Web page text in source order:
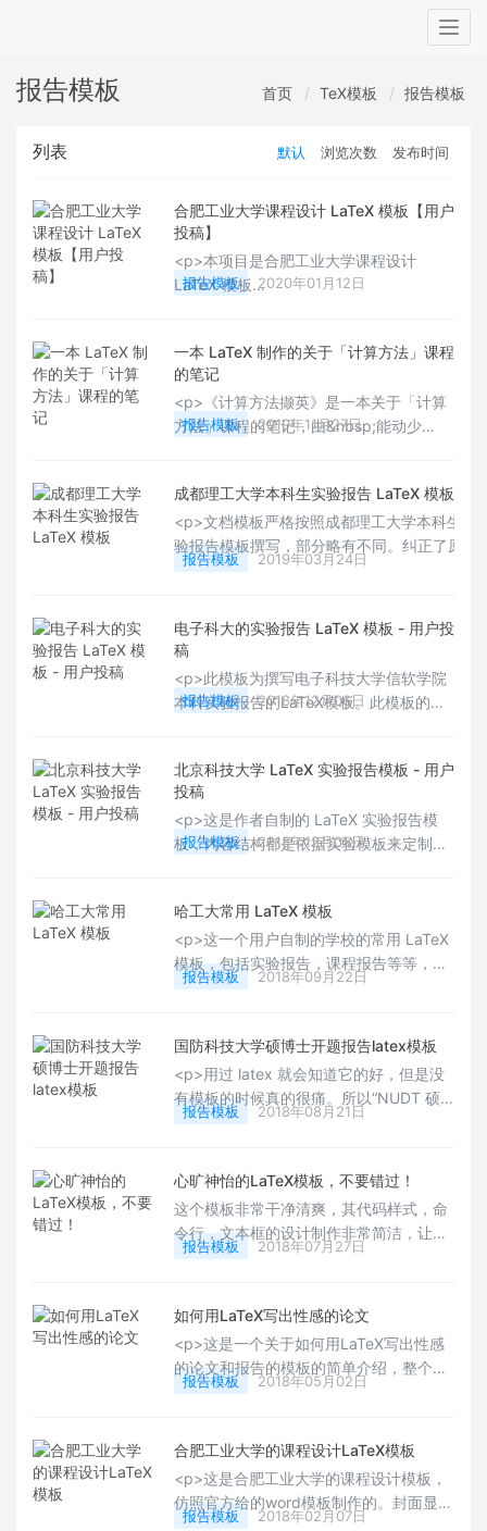
报告模板 首页 TeX模板 报告模板
列表 默认 浏览次数 发布时间
合肥工业大学课程设计 LaTeX 模板【用户
投稿】
<p>本项目是合肥工业大学课程设计
LaTeX 模板
写，兼容最新版的 TeX Live、MacTeX 、
MiKTeX 发行版，支持跨平台使用。</p>
报告模板 2020年01月12日
一本 LaTeX 制作的关于「计算方法」课程
的笔记
<p>《计算方法撷英》是一本关于「计算
方法」课程的笔记，由&nbsp;能动少
C71&nbsp;尤佳睿&nbsp;整理、增补为电
子版。在整理过程中，另外参考了&nbsp;
自动化钱 71&nbsp;吴思源&nbsp;同学的
复习笔记。</p>
报告模板 2019年11月27日
成都理工大学本科生实验报告 LaTeX 模板
<p>文档模板严格按照成都理工大学本科生实
验报告模板撰写，部分略有不同。纠正了原
word 版本中一些错误，严格按照国际文档书
新手，讲述内容不全面也不够精细，但是对于
新人书写实验报告足够了，想要精细学习的读
href="http://www.latexstudio.net/page/tex-
documents" target="_blank"
报告模板 2019年03月24日
电子科大的实验报告 LaTeX 模板 - 用户投
稿
<p>此模板为撰写电子科技大学信软学院
本科实验报告的LaTeX模板。此模板的编
恼；希望达成在节省了撰写实验报告时间
的同时，写出美观、格式统一的实验报告
的目的；另外，也希望此实验报告模板可
以成为向信软学院莘莘学子推广使用
报告模板 2018年12月06日
北京科技大学 LaTeX 实验报告模板 - 用户
投稿
<p>这是作者自制的 LaTeX 实验报告模
板，内容结构都是依据实验模板来定制
可以下载试用下。Happy LaTeXing！~
作者：<span itemprop="name">有龙则
灵</span></p>
报告模板 2018年12月05日
哈工大常用 LaTeX 模板
<p>这一个用户自制的学校的常用 LaTeX
模板，包括实验报告，课程报告等等，有
该校的用户可以下载试用下。希望有更多
LaTeXing！</p>
报告模板 2018年09月22日
国防科技大学硕博士开题报告latex模板
<p>用过 latex 就会知道它的好，但是没
有模板的时候真的很痛。所以“NUDT 硕
士博士研究生开题报告 latex 模板”应运而
报告模板 2018年08月21日
心旷神怡的LaTeX模板，不要错过！
这个模板非常干净清爽，其代码样式，命
令行，文本框的设计制作非常简洁，让整
个版面顿时增色不少，非常适合做笔记，
报告模板 2018年07月27日
如何用LaTeX写出性感的论文
<p>这是一个关于如何用LaTeX写出性感
的论文和报告的模板的简单介绍，整个模
板的设计也是非常小鲜肉，非常性感的设
精巧，有喜欢的用户可以下载制作属于自
己的简历模板样式，应该也是非常性感
的。Happy LaTeXing！~</p>
报告模板 2018年05月02日
合肥工业大学的课程设计LaTeX模板
<p>这是合肥工业大学的课程设计模板，
仿照官方给的word模板制作的。封面显示
效果与原word模板基本一致，此项目里包
报告模板 2018年02月07日